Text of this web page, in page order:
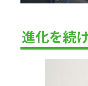
進化を続